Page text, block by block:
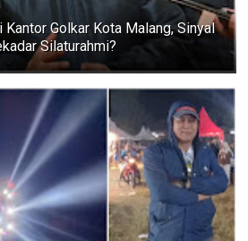
Kantor Golkar Kota Malang, Sinyal
Silaturahmi?